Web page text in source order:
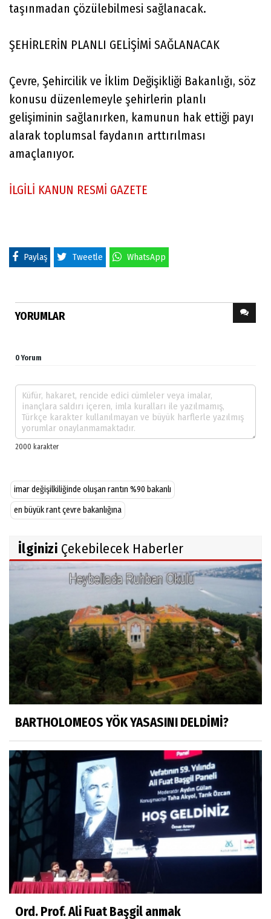
taşınmadan çözülebilmesi sağlanacak.
ŞEHİRLERİN PLANLI GELİŞİMİ SAĞLANACAK
Çevre, Şehircilik ve İklim Değişikliği Bakanlığı, söz
konusu düzenlemeyle şehirlerin planlı
gelişiminin sağlanırken, kamunun hak ettiği payı
alarak toplumsal faydanın arttırılması
amaçlanıyor.
İLGİLİ KANUN RESMİ GAZETE
Paylaş Tweetle WhatsApp
YORUMLAR
0 Yorum
imar değişilkiliğinde oluşan rantın %90 bakanlı
en büyük rant çevre bakanlığına
İlginizi Çekebilecek Haberler
BARTHOLOMEOS YÖK YASASINI DELDİMİ?
Ord. Prof. Ali Fuat Başgil anmak